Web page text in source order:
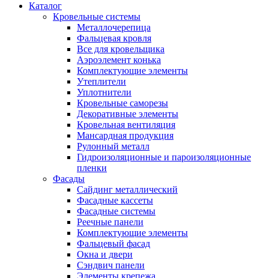
Каталог
Кровельные системы
Металлочерепица
Фальцевая кровля
Все для кровельщика
Аэроэлемент конька
Комплектующие элементы
Утеплители
Уплотнители
Кровельные саморезы
Декоративные элементы
Кровельная вентиляция
Мансардная продукция
Рулонный металл
Гидроизоляционные и пароизоляционные
пленки
Фасады
Сайдинг металлический
Фасадные кассеты
Фасадные системы
Реечные панели
Комплектующие элементы
Фальцевый фасад
Окна и двери
Сэндвич панели
Элементы крепежа